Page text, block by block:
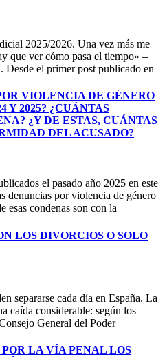
2025/2026. Una vez más me
que ver cómo pasa el tiempo» –
Desde el primer post publicado en
VIOLENCIA DE GÉNERO
Y 2025? ¿CUÁNTAS
¿Y DE ESTAS, CUÁNTAS
DEL ACUSADO?
el pasado año 2025 en este
denuncias por violencia de género
esas condenas son con la
LOS DIVORCIOS O SOLO
separarse cada día en España. La
caída considerable: según los
General del Poder
POR LA VÍA PENAL LOS